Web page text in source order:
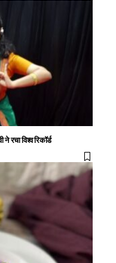
रचा विश्व रिकॉर्ड